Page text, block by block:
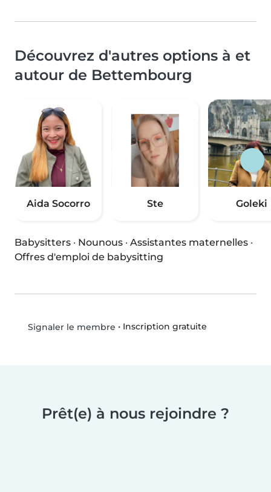
Découvrez d'autres options à et
autour de Bettembourg
Aida Socorro Ste Goleki
Babysitters · Nounous · Assistantes maternelles ·
Offres d'emploi de babysitting
Signaler le membre • Inscription gratuite
Prêt(e) à nous rejoindre ?